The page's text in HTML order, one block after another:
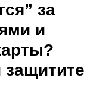
за
и
защитите